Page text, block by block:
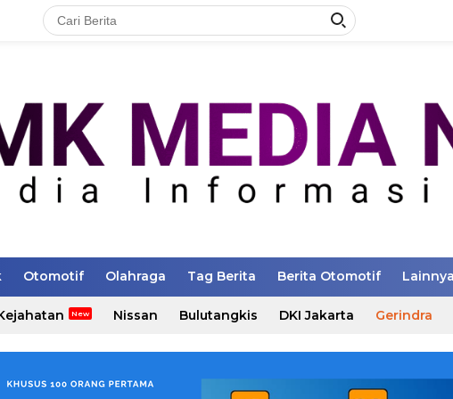
Otomotif Olahraga Tag Berita Berita Otomotif Lainnya
Nissan Bulutangkis DKI Jakarta Gerindra